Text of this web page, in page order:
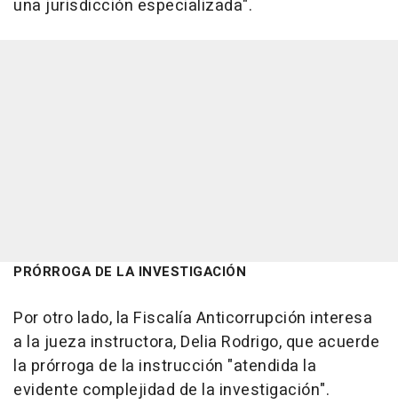
una jurisdicción especializada".
PRÓRROGA DE LA INVESTIGACIÓN
Por otro lado, la Fiscalía Anticorrupción interesa
a la jueza instructora, Delia Rodrigo, que acuerde
la prórroga de la instrucción "atendida la
evidente complejidad de la investigación".